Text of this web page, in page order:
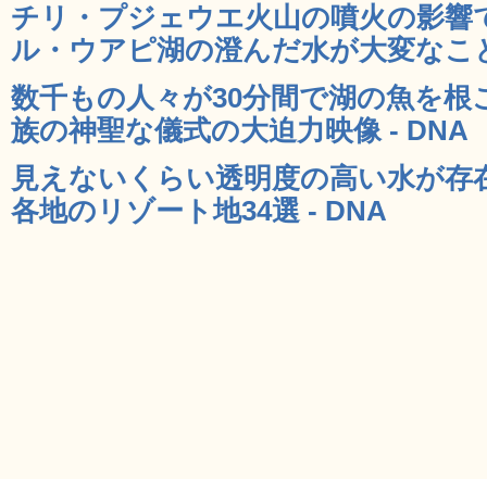
チリ・プジェウエ火山の噴火の影
ル・ウアピ湖の澄んだ水が大変なこ
数千もの人々が30分間で湖の魚を
族の神聖な儀式の大迫力映像 - DNA
見えないくらい透明度の高い水が
各地のリゾート地34選 - DNA